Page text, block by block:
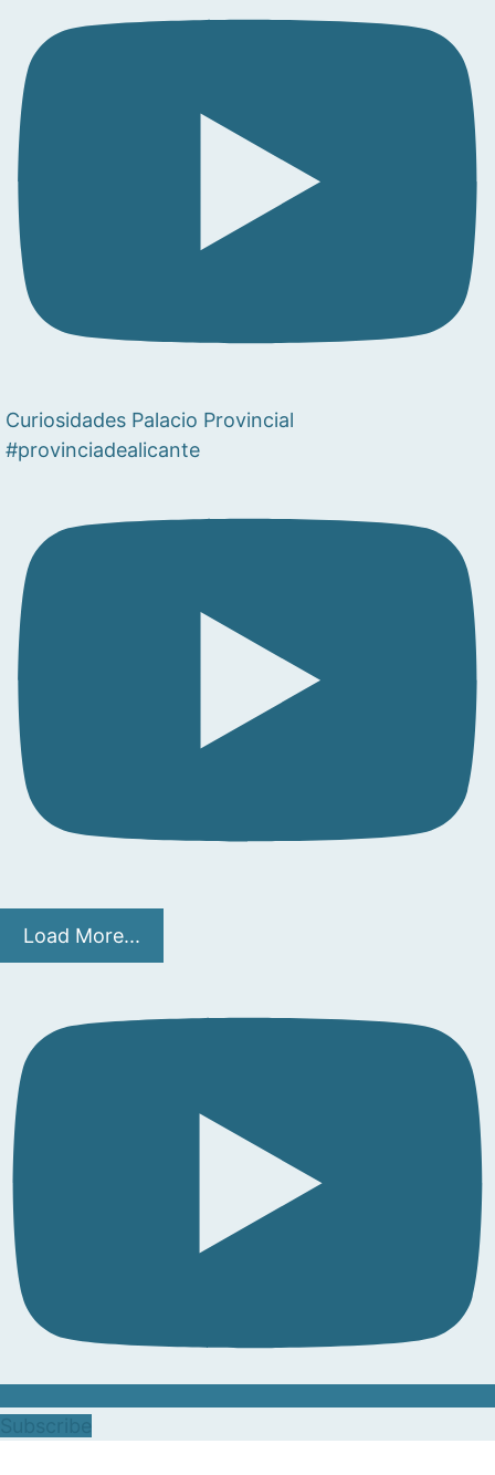
Curiosidades Palacio Provincial
#provinciadealicante
Load More...